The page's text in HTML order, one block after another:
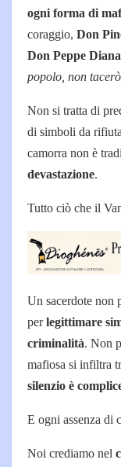
ogni forma di
coraggio, Don
Don Peppe Diana
popolo, non
Non si tratta di
di simboli da
camorra non è
devastazione.
Tutto ciò che il
Un sacerdote non
perlegittimare
criminalità. Non
mafiosa si infiltra
silenzio è
E ogni assenza di
Noi crediamo nel